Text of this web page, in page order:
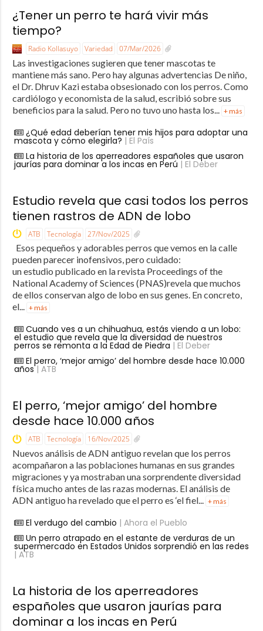
¿Tener un perro te hará vivir más
tiempo?
Radio Kollasuyo Variedad 07/Mar/2026
Las investigaciones sugieren que tener mascotas te
mantiene más sano. Pero hay algunas advertencias De niño,
el Dr. Dhruv Kazi estaba obsesionado con los perros. Como
cardiólogo y economista de la salud, escribió sobre sus
beneficios para la salud. Pero no tuvo uno hasta los...
+ más
¿Qué edad deberían tener mis hijos para adoptar una
mascota y cómo elegirla? | El País
La historia de los aperreadores españoles que usaron
jaurías para dominar a los incas en Perú | El Deber
Estudio revela que casi todos los perros
tienen rastros de ADN de lobo
ATB Tecnología 27/Nov/2025
Esos pequeños y adorables perros que vemos en la calle
pueden parecer inofensivos, pero cuidado:
un estudio publicado en la revista Proceedings of the
National Academy of Sciences (PNAS)revela que muchos
de ellos conservan algo de lobo en sus genes. En concreto,
el... + más
Cuando ves a un chihuahua, estás viendo a un lobo:
el estudio que revela que la diversidad de nuestros
perros se remonta a la Edad de Piedra | El Deber
El perro, ‘mejor amigo’ del hombre desde hace 10.000
años| ATB
El perro, ‘mejor amigo’ del hombre
desde hace 10.000 años
ATB Tecnología 16/Nov/2025
Nuevos análisis de ADN antiguo revelan que los perros
acompañaron a las poblaciones humanas en sus grandes
migraciones y ya mostraban una sorprendente diversidad
física mucho antes de las razas modernas. El análisis de
ADN antiguo ha revelado que el perro es ‘el fiel... + más
El verdugo del cambio | Ahora el Pueblo
Un perro atrapado en el estante de verduras de un
supermercado en Estados Unidos sorprendió en las redes
| ATB
La historia de los aperreadores
españoles que usaron jaurías para
dominar a los incas en Perú